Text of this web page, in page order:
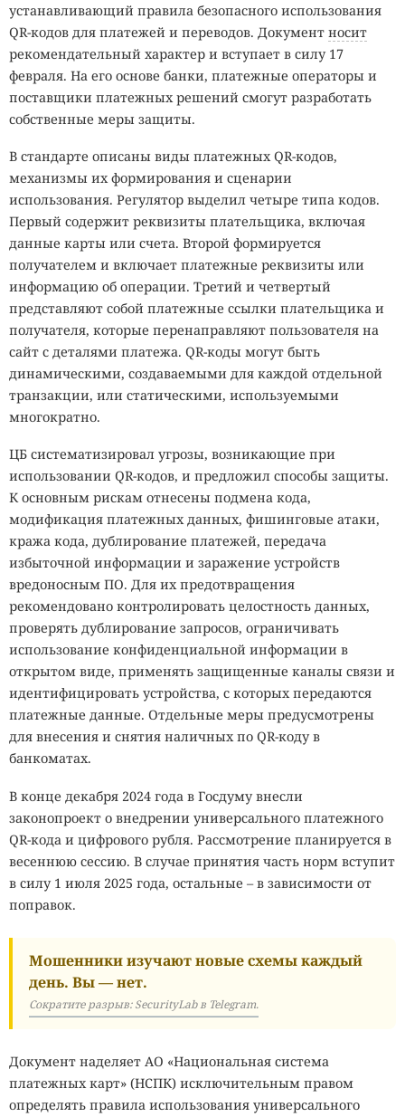
устанавливающий правила безопасного использования
QR-кодов для платежей и переводов. Документ носит
рекомендательный характер и вступает в силу 17
февраля. На его основе банки, платежные операторы и
поставщики платежных решений смогут разработать
собственные меры защиты.
В стандарте описаны виды платежных QR-кодов,
механизмы их формирования и сценарии
использования. Регулятор выделил четыре типа кодов.
Первый содержит реквизиты плательщика, включая
данные карты или счета. Второй формируется
получателем и включает платежные реквизиты или
информацию об операции. Третий и четвертый
представляют собой платежные ссылки плательщика и
получателя, которые перенаправляют пользователя на
сайт с деталями платежа. QR-коды могут быть
динамическими, создаваемыми для каждой отдельной
транзакции, или статическими, используемыми
многократно.
ЦБ систематизировал угрозы, возникающие при
использовании QR-кодов, и предложил способы защиты.
К основным рискам отнесены подмена кода,
модификация платежных данных, фишинговые атаки,
кража кода, дублирование платежей, передача
избыточной информации и заражение устройств
вредоносным ПО. Для их предотвращения
рекомендовано контролировать целостность данных,
проверять дублирование запросов, ограничивать
использование конфиденциальной информации в
открытом виде, применять защищенные каналы связи и
идентифицировать устройства, с которых передаются
платежные данные. Отдельные меры предусмотрены
для внесения и снятия наличных по QR-коду в
банкоматах.
В конце декабря 2024 года в Госдуму внесли
законопроект о внедрении универсального платежного
QR-кода и цифрового рубля. Рассмотрение планируется в
весеннюю сессию. В случае принятия часть норм вступит
в силу 1 июля 2025 года, остальные – в зависимости от
поправок.
Мошенники изучают новые схемы каждый
день. Вы — нет.
Сократите разрыв: SecurityLab в Telegram.
Документ наделяет АО «Национальная система
платежных карт» (НСПК) исключительным правом
определять правила использования универсального